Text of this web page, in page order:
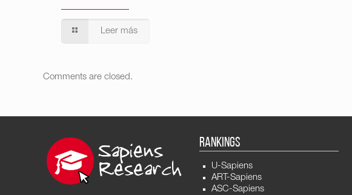
Leer más
Comments are closed.
RANKINGS
U-Sapiens
ART-Sapiens
ASC-Sapiens